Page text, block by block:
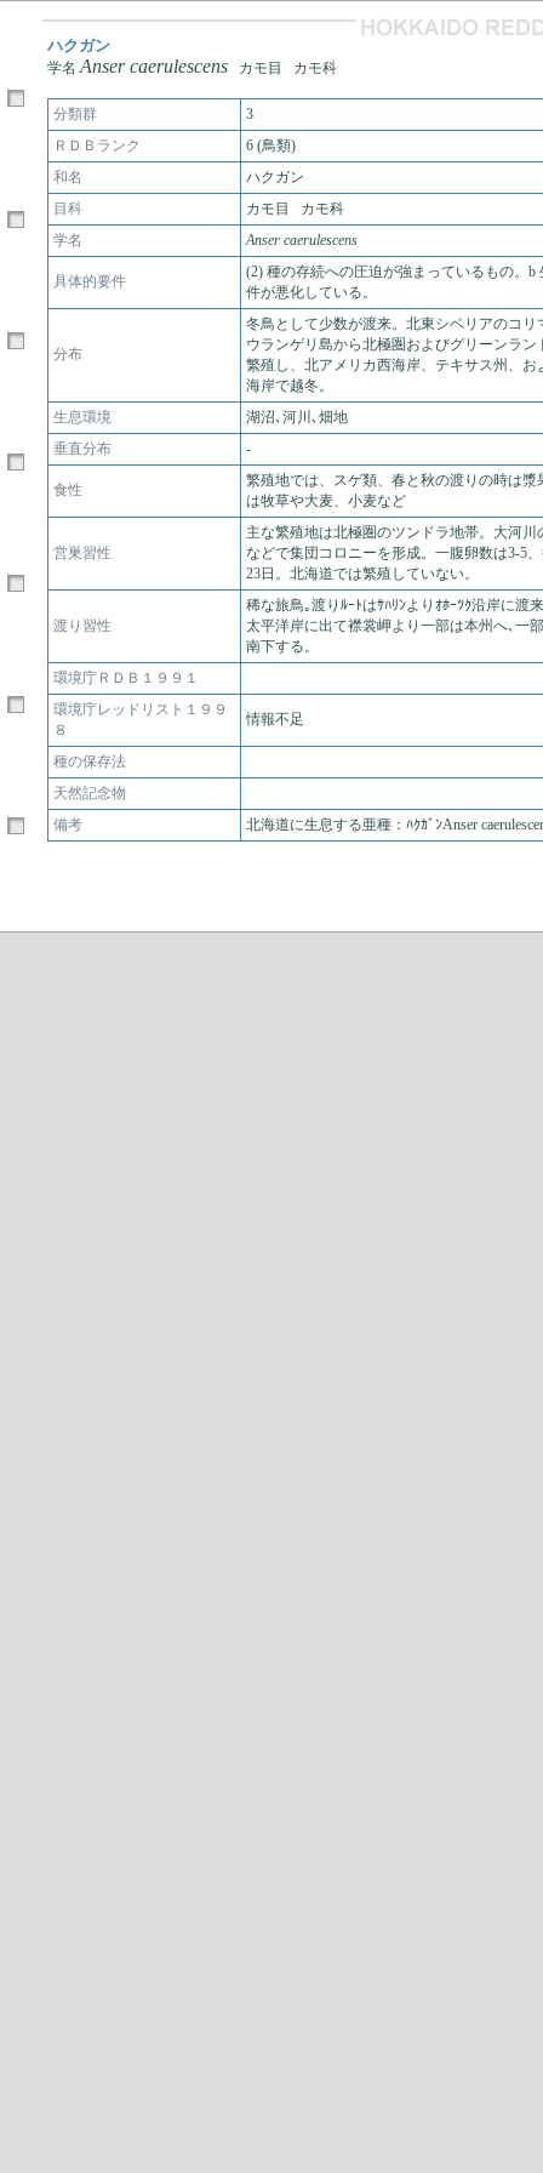
ハクガン
学名Anser caerulescens カモ目 カモ科
分類群
3
ＲＤＢランク
6 (鳥類)
和名
ハクガン
目科
カモ目 カモ科
学名
Anser caerulescens
具体的要件
(2) 種の存続への圧迫が強まっているもの。b
件が悪化している。
分布
冬鳥として少数が渡来。北東シベリアのコリ
ウランゲリ島から北極圏およびグリーンラン
繁殖し、北アメリカ西海岸、テキサス州、お
海岸で越冬。
生息環境
湖沼､河川､畑地
垂直分布
-
食性
繁殖地では、スゲ類、春と秋の渡りの時は漿
は牧草や大麦、小麦など
営巣習性
主な繁殖地は北極圏のツンドラ地帯。大河川
などで集団コロニーを形成。一腹卵数は3-5
23日。北海道では繁殖していない。
渡り習性
稀な旅鳥｡渡りﾙｰﾄはｻﾊﾘﾝよりｵﾎｰﾂｸ沿岸に渡
太平洋岸に出て襟裳岬より一部は本州へ､一
南下する。
環境庁ＲＤＢ１９９１
環境庁レッドリスト１９９
８
情報不足
種の保存法
天然記念物
備考
北海道に生息する亜種：ﾊｸｶﾞﾝAnser